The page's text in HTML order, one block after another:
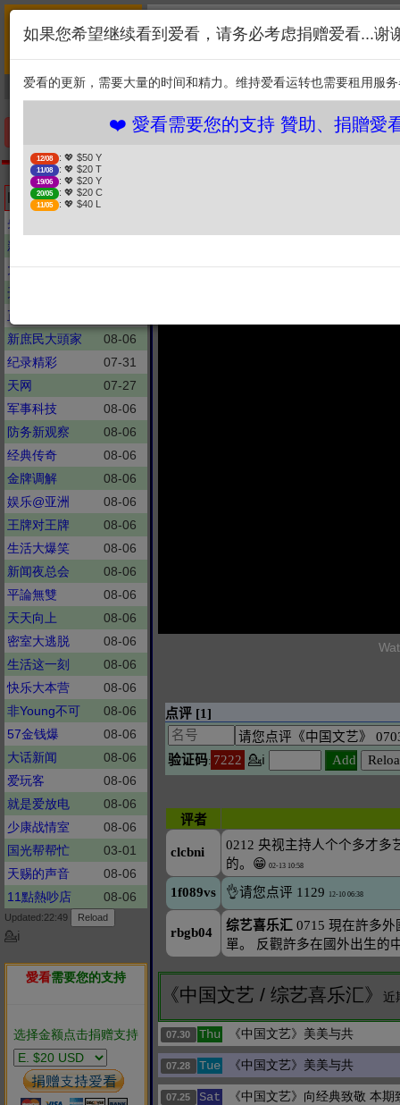
新闻
综艺 剧集
捐贈幫助
❤️ 愛看需要您的支持
: 💖 $50 Y
11/08
19/06 : 💖 $20 Y
2. 点击捐赠
Latest updates
央视财经评论
新聞大白話
大新聞大爆卦
08-06
开讲啦
正常發揮
新庶民大頭家
08-06
纪录精彩
07-31
天网
07-27
军事科技
08-06
防务新观察
08-06
经典传奇
08-06
金牌调解
08-06
娱乐@亚洲
08-06
王牌对王牌
08-06
生活大爆笑
08-06
新闻夜总会
08-06
平論無雙
08-06
天天向上
08-06
密室大逃脱
08-06
生活这一刻
08-06
快乐大本营
08-06
非Young不可
08-06
57金钱爆
08-06
大话新闻
08-06
爱玩客
08-06
就是爱放电
08-06
少康战情室
08-06
国光帮帮忙
03-01
天赐的声音
08-06
11點熱吵店
08-06
Updated:22:49
💁ℹ
愛看需要您的支持
选择金额点击捐赠支持
《中国文艺 / 综艺喜乐汇》 近
07.30 Thu 《中国文艺》美美与共
07.28 Tue 《中国文艺》美美与共
07.25 Sat
《中国文艺》向经典致敬 本期
如果您希望继续看到爱看，请务必考虑捐赠爱看...谢
爱看的更新，需要大量的时间和精力。维持爱看运转也需要租用服
❤️ 愛看需要您的支持 贊助、捐贈愛看
12/08 : 💖 $50 Y
11/08 : 💖 $20 T
19/06 : 💖 $20 Y
20/05 : 💖 $20 C
11/05 : 💖 $40 L